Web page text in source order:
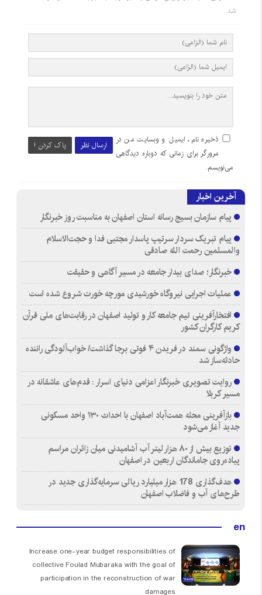
شد.
ارسال نظر پاک کردن !
ذخیره نام، ایمیل و وبسایت من در
مرورگر برای زمانی که دوباره دیدگاهی
می‌نویسم.
آخرین اخبار
پیام سازمان بسیج رسانه استان اصفهان به مناسبت روز خبرنگار
پیام تبریک سردار سرتیپ پاسدار مجتبی فدا و حجت‌الاسلام
والمسلمین رحمت الله صادقی
خبرنگار؛ صدای بیدار جامعه در مسیر آگاهی و حقیقت
عملیات اجرایی نیروگاه خورشیدی مورچه خورت شروع شده است
افتخارآفرینی تیم جامعه کار و تولید اصفهان در رقابت‌های ملی قرآن
کریم کارگران کشور
واژگونی سمند در فریدن ۴ فوتی برجا گذاشت/ خواب‌آلودگی راننده
حادثه‌ساز شد
روایت تصویری خبرنگار اعزامی دنیای اسرار : قدم‌های عاشقانه در
مسیر کربلا
بازآفرینی محله همت‌آباد اصفهان با احداث ۱۳۰ واحد مسکونی
جدید آغاز می‌شود
توزیع بیش از ۸۰ هزار لیتر آب آشامیدنی میان زائران مراسم
پیاده‌روی جاماندگان اربعین در اصفهان
هدف‌گذاری 178 هزار میلیارد ریالی سرمایه‌گذاری جدید در
طرح‌های آب و فاضلاب اصفهان
en
Increase one-year budget responsibilities of
collective Foulad Mubaraka with the goal of
participation in the reconstruction of war
damages